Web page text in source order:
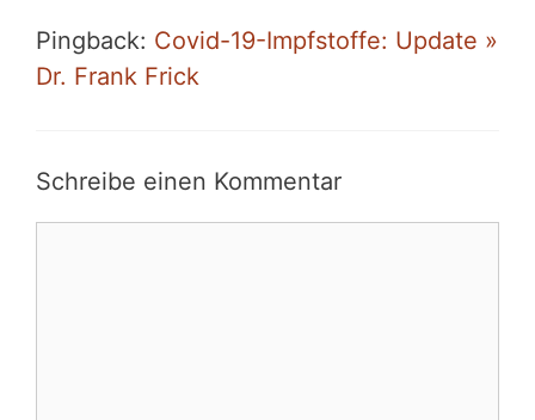
Pingback: Covid-19-Impfstoffe: Update »
Dr. Frank Frick
Schreibe einen Kommentar